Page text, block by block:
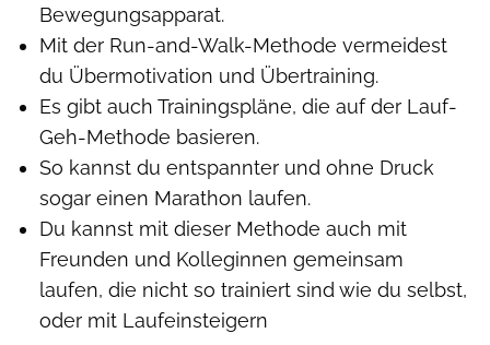
Bewegungsapparat.
Mit der Run-and-Walk-Methode vermeidest
du Übermotivation und Übertraining.
Es gibt auch Trainingspläne, die auf der Lauf-
Geh-Methode basieren.
So kannst du entspannter und ohne Druck
sogar einen Marathon laufen.
Du kannst mit dieser Methode auch mit
Freunden und Kolleginnen gemeinsam
laufen, die nicht so trainiert sind wie du selbst,
oder mit Laufeinsteigern